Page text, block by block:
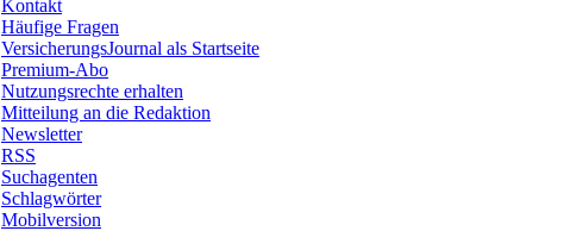
Kontakt
Häufige Fragen
VersicherungsJournal als Startseite
Premium-Abo
Nutzungsrechte erhalten
Mitteilung an die Redaktion
Newsletter
RSS
Suchagenten
Schlagwörter
Mobilversion